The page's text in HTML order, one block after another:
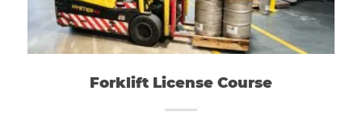
Forklift License Course